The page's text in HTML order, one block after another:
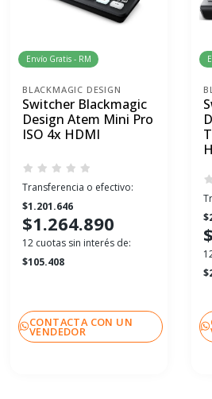
Envío Gratis - RM
BLACKMAGIC DESIGN
Switcher Blackmagic
Design Atem Mini Pro
ISO 4x HDMI
Transferencia o efectivo:
$1.201.646
$1.264.890
12 cuotas sin interés de:
$105.408
CONTACTA CON UN
VENDEDOR